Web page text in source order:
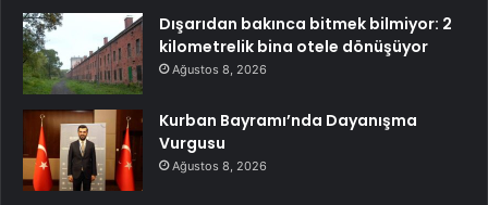
Dışarıdan bakınca bitmek bilmiyor: 2
kilometrelik bina otele dönüşüyor
Ağustos 8, 2026
Kurban Bayramı’nda Dayanışma
Vurgusu
Ağustos 8, 2026